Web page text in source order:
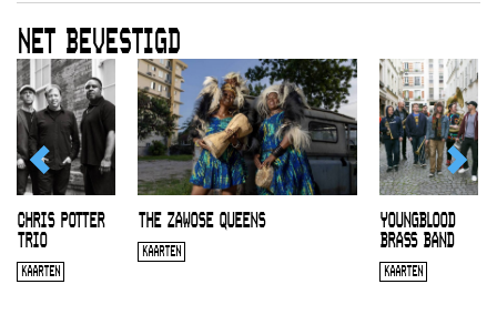
NET BEVESTIGD
CHRIS POTTER
TRIO
KAARTEN
THE ZAWOSE QUEENS
KAARTEN
YOUNGBLOOD
BRASS BAND
KAARTEN